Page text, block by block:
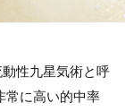
性九星気術と呼
常に高い的中率